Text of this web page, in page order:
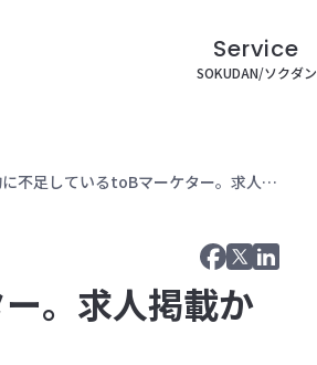
Service
SOKUDAN/ソクダン
市場で圧倒的に不足しているtoBマーケター。求人掲載からわずか1ヶ月でマッチング！
。求人掲載か